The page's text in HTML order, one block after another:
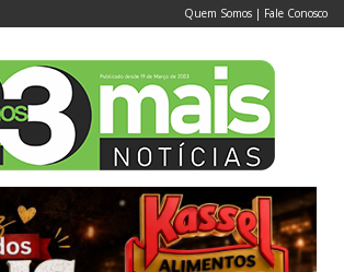
Quem Somos | Fale Conosco